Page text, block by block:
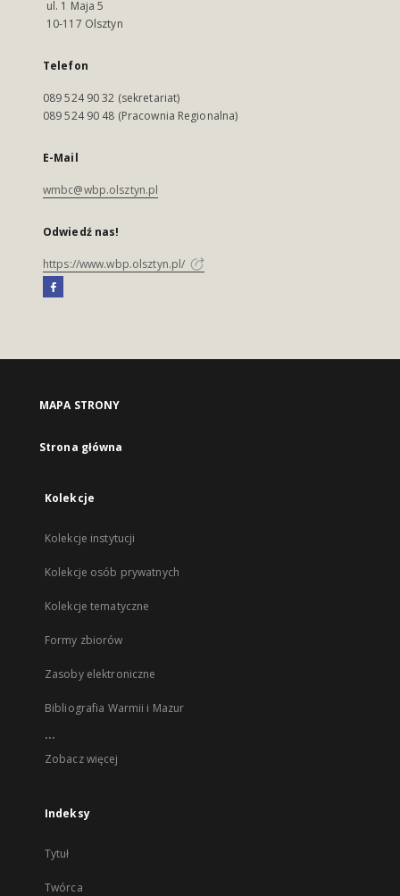
ul. 1 Maja 5
10-117 Olsztyn
Telefon
089 524 90 32 (sekretariat)
089 524 90 48 (Pracownia Regionalna)
E-Mail
wmbc@wbp.olsztyn.pl
Odwiedź nas!
https://www.wbp.olsztyn.pl/
MAPA STRONY
Strona główna
Kolekcje
Kolekcje instytucji
Kolekcje osób prywatnych
Kolekcje tematyczne
Formy zbiorów
Zasoby elektroniczne
Bibliografia Warmii i Mazur
...
Zobacz więcej
Indeksy
Tytuł
Twórca